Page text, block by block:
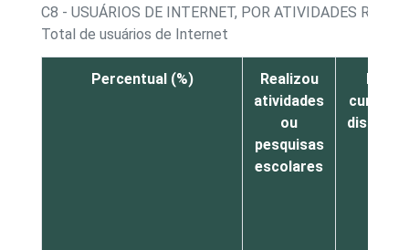
C8 - USUÁRIOS DE INTERNET, POR ATIVIDADES
Total de usuários de Internet
Percentual (%)
Realizou
atividades
ou
pesquisas
escolares
Fez
cursos a
distância